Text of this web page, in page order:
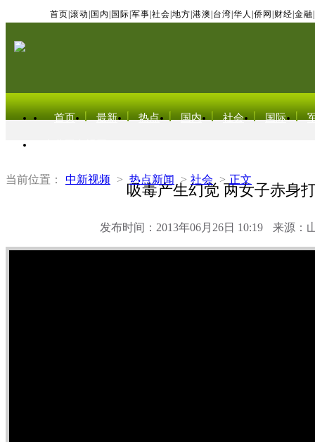
首页 滚动 国内 国际 军事 社会 地方 港澳 台湾 华人 侨网 财经 金融
首页 最新 热点 国内 社会 国际
当前位置： 中新视频 > 热点新闻 > 社会 > 正文
吸毒产生幻觉 两女子赤身
发布时间：2013年06月26日 10:19 来源：